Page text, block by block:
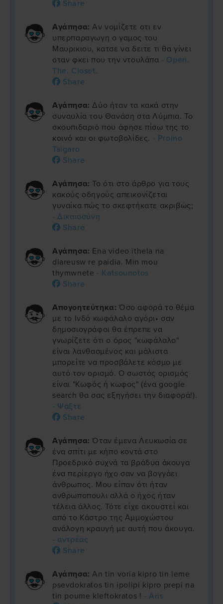
Share
Αγάπησα: Αν νομίζετε οτι εν
υπερπαραγωγη ο γαμος του
Μαυρικιου, κατσε να δειτε τι θα γίνει
οταν φκει που την ντουλάπα - Open.
The. Closet.
Share
Αγάπησα: Δύο ήταν τα κακά στην
συναυλία του Θανάση στα Λύμπια. Το
σκουπιδαριό που άφησε πίσω της το
κοινό και οι φωτοβολίδες. - Proino
Tsigaro
Share
Αγάπησα: Το ότι στο άρθρο για τους
κακούς οδηγούς απεικονίζεται
γυναίκα πώς το σκεφτήκατε ακριβώς;
- Δικαιοσύνη
Share
Αγάπησα: Ena video ithela na
diareusw re paidia. Min mou
thymwnete - Katsounotos
Share
Απογοητεύτηκα: Όσο αφορά το θέμα
με το Ινδό κωφάλαλο αγόρι• σαν
δημοσιογράφοι θα έπρεπε να
γνωρίζετε ότι ο όρος "κωφάλαλο"
είναι λανθασμένος και μάλιστα
μπορείτε να προσβάλετε κόσμο με
αυτό τον ορισμό. Ο σωστός ορισμός
είναι "Κωφός ή κωφος" (ένα google
search θα σας εξηγήσει την διαφορά!).
- Ψάξτε
Share
Αγάπησα: Όταν έμενα Λευκωσία σε
ένα σπίτι με κήπο κοντά στο
Προεδρικό συχνά τα βράδυα άκουγα
ένα περίεργο ήχο σαν να βογγάει
άνθρωπος. Μου είπαν ότι ήταν
ανθρωποπουλι αλλά ο ήχος ήταν
τέλεια άλλος. Τότε είχε ακουστεί και
από το Κάστρο της Αμμοχώστου
ανάλογη κραυγή με αυτή που άκουγα.
- αντρέας
Share
Αγάπησα: An tin voria kipro tin leme
psevdokratos tin ipolipi kipro prepi na
tin poume kleftokratos ! - Aris